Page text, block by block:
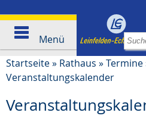
Menü
Startseite» Rathaus »Termine
Veranstaltungskalender